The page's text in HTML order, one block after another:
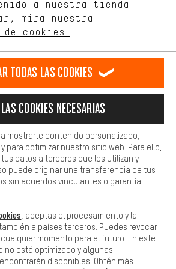
english
EN Deutsch
DE
Comunidad de Aquisgrán Programa de afiliados
de datos Condiciones Generales
de reportes Reciclaje de baterias
de las cookies Ajusta el contraste
son en euros e sin MwSt, más
de envío aEstados Unidos.
a nuestra tienda!
mira nuestra
cookies.
de rendimiento, puedes influir en la mejora
y nuestra oferta de la tienda con tu
compra.
creamos enlaces a plataformas de redes
permite proporcionarle más contenido e
ayudarán a encontrar los productos adecuados.
rápida y sencilla.
aseguran que puedas usar nuestro sitio web.
todas las cookies
cookies necesarias
mostrarte contenido personalizado,
para optimizar nuestro sitio web. Para ello,
datos a terceros que los utilizan y
puede originar una transferencia de tus
sin acuerdos vinculantes o garantía
, aceptas el procesamiento y la
a países terceros. Puedes revocar
momento para el futuro. En este
no está optimizado y algunas
disponibles. Obtén más